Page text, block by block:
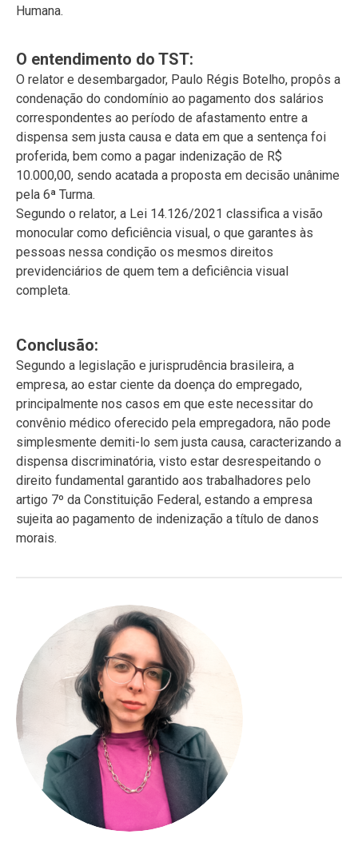
Humana.
O entendimento do TST:
O relator e desembargador, Paulo Régis Botelho, propôs a
condenação do condomínio ao pagamento dos salários
correspondentes ao período de afastamento entre a
dispensa sem justa causa e data em que a sentença foi
proferida, bem como a pagar indenização de R$
10.000,00, sendo acatada a proposta em decisão unânime
pela 6ª Turma.
Segundo o relator, a Lei 14.126/2021 classifica a visão
monocular como deficiência visual, o que garantes às
pessoas nessa condição os mesmos direitos
previdenciários de quem tem a deficiência visual
completa.
Conclusão:
Segundo a legislação e jurisprudência brasileira, a
empresa, ao estar ciente da doença do empregado,
principalmente nos casos em que este necessitar do
convênio médico oferecido pela empregadora, não pode
simplesmente demiti-lo sem justa causa, caracterizando a
dispensa discriminatória, visto estar desrespeitando o
direito fundamental garantido aos trabalhadores pelo
artigo 7º da Constituição Federal, estando a empresa
sujeita ao pagamento de indenização a título de danos
morais.